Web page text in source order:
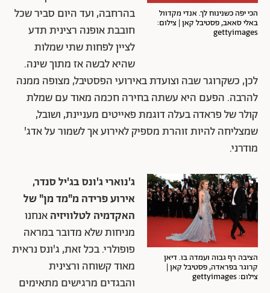
הכי יפה כשנינוח לך. אנדי מקדוול
באלי סאאב, פסטיבל קאן | צילום:
gettyimages
בהרחבה, ועד היום סביר שכל
חובבת אופנה רצינית תדע
לציין לפחות שתי שמלות
שהיא לבשה אז מתוך שינה.
לכן, כשקרוגר שבה וצועדת באירועי הפסטיבל, מצופה ממנה
להרבה. הפעם היא עשתה בחירה חכמה מאוד עם שמלת
קולר של פראדה בעלה דוגמת פאייטים מעניינת, ושובל,
שמצליחה להיות זוהרת מספיק לאירוע אך לשמור על אדג'
מודרני.
הציבה רף גבוה ועמדה בו. דיאן
קרוגר בפראדה, פסטיבל קאן |
צילום: gettyimages
ג'נוארי ג'ונס בג'יל סנדר,
אירוע פרידה מ"מד מן" של
האקדמיה לטלוויזיהאנחנו
מניחות שלא מדובר במראה
פופולרי. בכל זאת, ג'ונס נראית
מאוד קשוחה ורצינית
והבגדים מרגישים מתאימים